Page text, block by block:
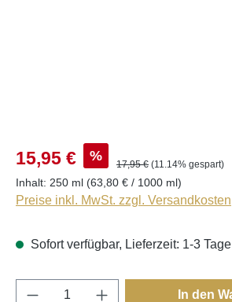
15,95 € %
17,95 € (11.14% gespart)
Inhalt: 250 ml (63,80 € / 1000 ml)
Preise inkl. MwSt. zzgl. Versandkosten
Sofort verfügbar, Lieferzeit: 1-3 Tage
Produkt Anzahl: Gib den
In den